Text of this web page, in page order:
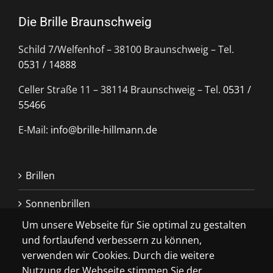
Die Brille Braunschweig
Schild 7/Welfenhof – 38100 Braunschweig – Tel.
0531 / 14888
Celler Straße 11 – 38114 Braunschweig – Tel. 0531 /
55466
E-Mail: info@brille-hillmann.de
Brillen
Sonnenbrillen
Kontaktlinsen
Extras
Um unsere Webseite für Sie optimal zu gestalten
und fortlaufend verbessern zu können,
verwenden wir Cookies. Durch die weitere